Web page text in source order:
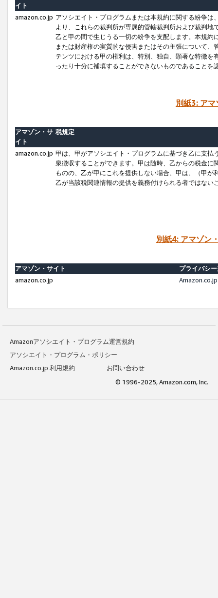
イト
amazon.co.jp アソシエイト・プログラムまたは本規約に関する紛争
より、これらの裁判所が専属的管轄裁判所および裁判
乙と甲の間で生じうる一切の紛争を支配します。本規
または財産権の実質的な侵害またはその主張について
テンツにおける甲の権利は、特別、独自、顕著な特徴
ったり十分に補填することができないものであることを
別紙3: ア
アマゾン・サ
イト
税規定
amazon.co.jp 甲は、甲がアソシエイト・プログラムに基づき乙に支
泉徴収することができます。甲は随時、乙からの税金
ものの、乙が甲にこれを提供しない場合、甲は、（甲
乙が当該税関連情報の提供を義務付けられる者ではな
別紙4: アマゾン
アマゾン・サイト
プライバシ
amazon.co.jp
Amazonアソシエイト・プログラム運営規約
アソシエイト・プログラム・ポリシー
Amazon.co.jp 利用規約
お問い合わせ
© 1996-2025, Amazon.com, Inc.